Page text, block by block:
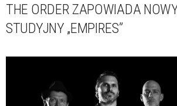
THE ORDER ZAPOWIADA
STUDYJNY „EMPIRES”